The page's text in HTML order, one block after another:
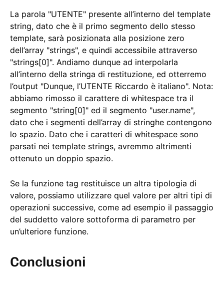
La parola "UTENTE" presente all’interno del template
string, dato che è il primo segmento dello stesso
template, sarà posizionata alla posizione zero
dell’array "strings", e quindi accessibile attraverso
"strings[0]". Andiamo dunque ad interpolarla
all’interno della stringa di restituzione, ed otterremo
l’output "Dunque, l’UTENTE Riccardo è italiano". Nota:
abbiamo rimosso il carattere di whitespace tra il
segmento "string[0]" ed il segmento "user.name",
dato che i segmenti dell’array di stringhe contengono
lo spazio. Dato che i caratteri di whitespace sono
parsati nei template strings, avremmo altrimenti
ottenuto un doppio spazio.
Se la funzione tag restituisce un altra tipologia di
valore, possiamo utilizzare quel valore per altri tipi di
operazioni successive, come ad esempio il passaggio
del suddetto valore sottoforma di parametro per
un’ulteriore funzione.
Conclusioni